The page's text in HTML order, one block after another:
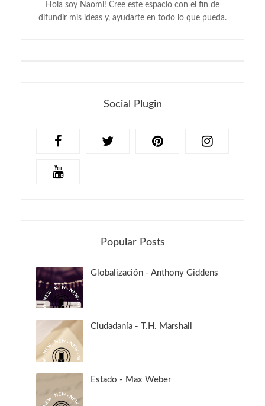
Hola soy Naomi! Cree este espacio con el fin de
difundir mis ideas y, ayudarte en todo lo que pueda.
Social Plugin
Popular Posts
Globalización - Anthony Giddens
Ciudadanía - T.H. Marshall
Estado - Max Weber